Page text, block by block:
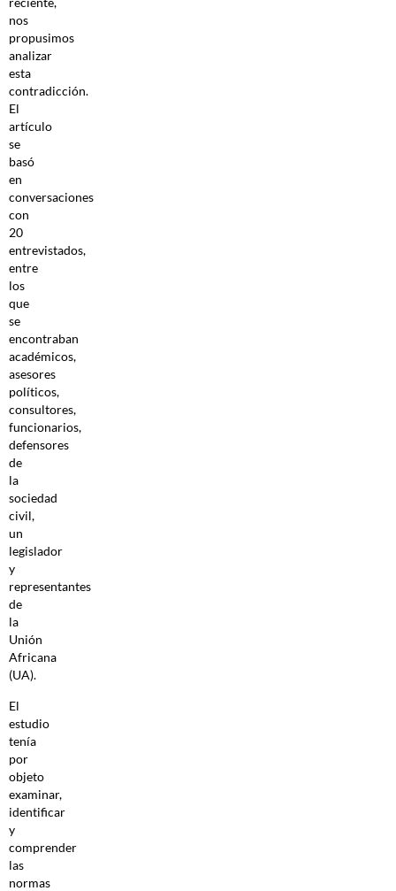
nos
propusimos
analizar
esta
contradicción.
El
artículo
se
basó
en
conversaciones
con
20
entrevistados,
entre
los
que
se
encontraban
académicos,
asesores
políticos,
consultores,
funcionarios,
defensores
de
la
sociedad
civil,
un
legislador
y
representantes
de
la
Unión
Africana
(UA).
El
estudio
tenía
por
objeto
examinar,
identificar
y
comprender
las
normas